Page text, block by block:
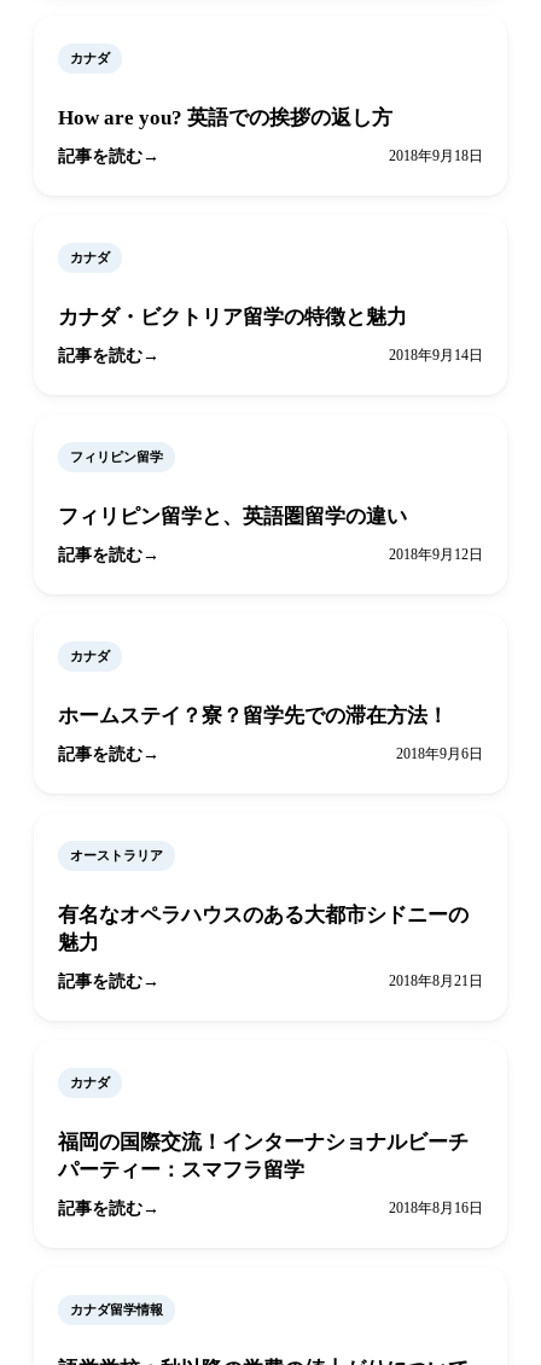
カナダ
How are you? 英語での挨拶の返し方
記事を読む 2018年9月18日
カナダ
カナダ・ビクトリア留学の特徴と魅力
記事を読む 2018年9月14日
フィリピン留学
フィリピン留学と、英語圏留学の違い
記事を読む 2018年9月12日
カナダ
ホームステイ？寮？留学先での滞在方法！
記事を読む 2018年9月6日
オーストラリア
有名なオペラハウスのある大都市シドニーの
魅力
記事を読む 2018年8月21日
カナダ
福岡の国際交流！インターナショナルビーチ
パーティー：スマフラ留学
記事を読む 2018年8月16日
カナダ留学情報